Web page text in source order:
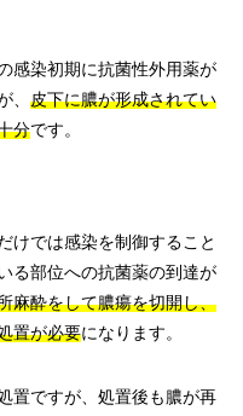
感染初期に抗菌性外用薬が
、 皮下に膿が形成されてい
分です。
けでは感染を制御すること
る部位への抗菌薬の到達が
麻酔をして膿瘍を切開し、
置が必要になります。
置ですが、処置後も膿が再